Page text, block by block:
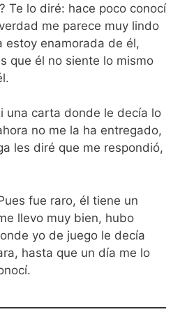
Te lo diré: hace poco conocí
me parece muy lindo
estoy enamorada de él,
que él no siente lo mismo
una carta donde le decía lo
no me la ha entregado,
les diré que me respondió,
fue raro, él tiene un
llevo muy bien, hubo
yo de juego le decía
hasta que un día me lo